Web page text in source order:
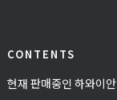
CONTENTS
현재 판매중인 하와이